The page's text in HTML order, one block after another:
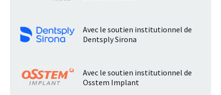
Avec le soutien institutionnel de
Dentsply Sirona
Avec le soutien institutionnel de
Osstem Implant